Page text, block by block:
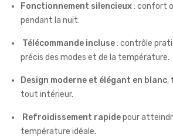
Fonctionnement silencieux: confort
pendant la nuit.
Télécommande incluse: contrôle
précis des modes et de la température.
Design moderne et élégant en blanc,
tout intérieur.
Refroidissement rapidepour
température idéale.